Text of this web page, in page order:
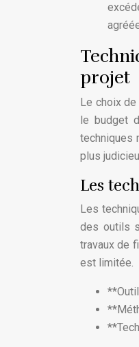
projet
Le choix
le budget
techniques
plus
Les
Les
des outils
travaux de
est limitée.